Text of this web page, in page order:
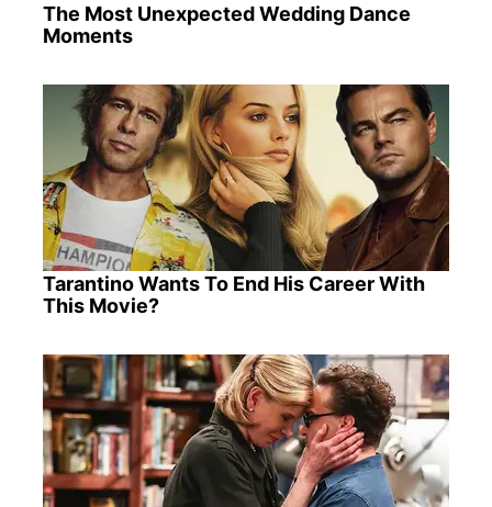
The Most Unexpected Wedding Dance
Moments
Tarantino Wants To End His Career With
This Movie?